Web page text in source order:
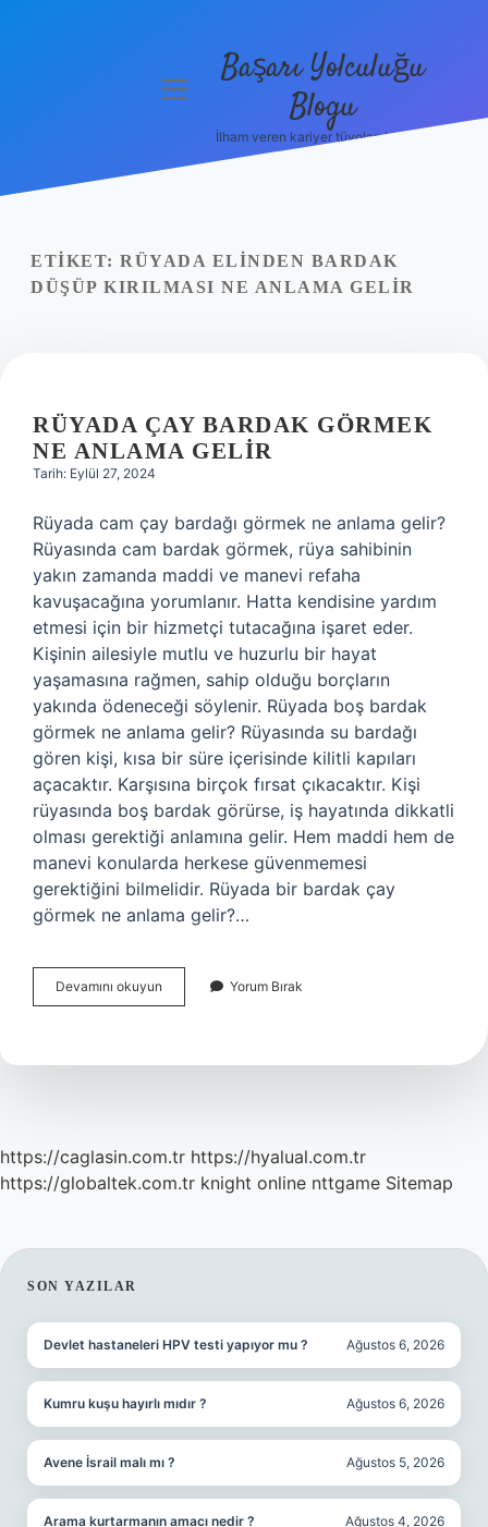
Yasal Uyarı
menüyüBaşarı Yolculuğu
Blogu
İlham veren kariyer tüyoları burada!
ETIKET: RÜYADA ELINDEN BARDAK
DÜŞÜP KIRILMASI NE ANLAMA GELIR
RÜYADA ÇAY BARDAK GÖRMEK
NE ANLAMA GELIR
Tarih: Eylül 27, 2024
Rüyada cam çay bardağı görmek ne anlama gelir?
Rüyasında cam bardak görmek, rüya sahibinin
yakın zamanda maddi ve manevi refaha
kavuşacağına yorumlanır. Hatta kendisine yardım
etmesi için bir hizmetçi tutacağına işaret eder.
Kişinin ailesiyle mutlu ve huzurlu bir hayat
yaşamasına rağmen, sahip olduğu borçların
yakında ödeneceği söylenir. Rüyada boş bardak
görmek ne anlama gelir? Rüyasında su bardağı
gören kişi, kısa bir süre içerisinde kilitli kapıları
açacaktır. Karşısına birçok fırsat çıkacaktır. Kişi
rüyasında boş bardak görürse, iş hayatında dikkatli
olması gerektiği anlamına gelir. Hem maddi hem de
manevi konularda herkese güvenmemesi
gerektiğini bilmelidir. Rüyada bir bardak çay
görmek ne anlama gelir?…
Devamını okuyun
Çay
Ne
Yorum Bırak
https://caglasin.com.tr https://hyalual.com.tr
https://globaltek.com.tr knight online nttgame Sitemap
SIDEBAR
SON YAZILAR
Devlet hastaneleri HPV testi yapıyor mu ? Ağustos 6, 2026
Kumru kuşu hayırlı mıdır ? Ağustos 6, 2026
Avene İsrail malı mı ? Ağustos 5, 2026
Arama kurtarmanın amacı nedir ? Ağustos 4, 2026